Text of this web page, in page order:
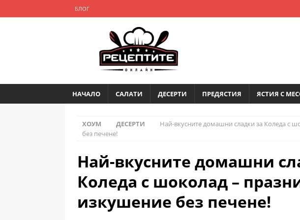
БЛОГ
НАЧАЛО САЛАТИ ДЕСЕРТИ ПРЕДЯСТИЯ ЯСТИЯ С
ХОУМ ДЕСЕРТИ
Най-вкусните домашни сладки за Коледа с
без печене!
Най-вкусните домашни
Коледа с шоколад –
изкушение без печене!